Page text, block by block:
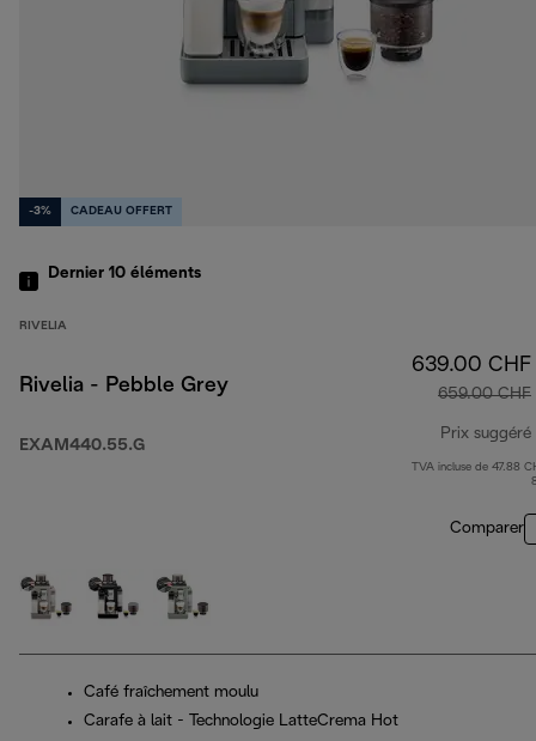
-3% CADEAU OFFERT
Dernier 10 éléments
RIVELIA
Rivelia - Pebble Grey
EXAM440.55.G
639.00 CHF
659.00 CHF
Prix suggéré
TVA incluse de 47.88
Comparer
Café fraîchement moulu
Carafe à lait - Technologie LatteCrema Hot